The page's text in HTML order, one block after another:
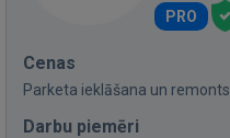
PRO
Cenas
Parketa ieklāšana un remonts
Darbu piemēri